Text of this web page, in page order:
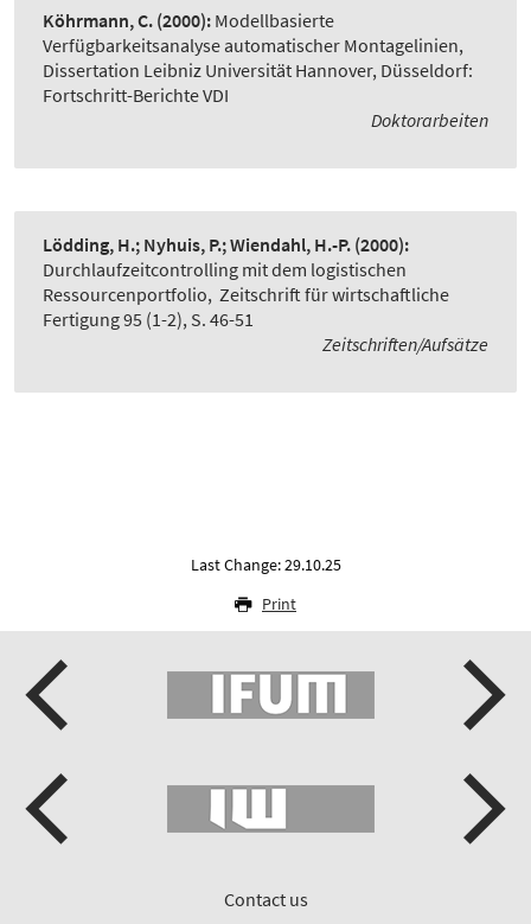
Köhrmann, C. (2000): Modellbasierte
Verfügbarkeitsanalyse automatischer Montagelinien,
Dissertation Leibniz Universität Hannover, Düsseldorf:
Fortschritt-Berichte VDI
Doktorarbeiten
Lödding, H.; Nyhuis, P.; Wiendahl, H.-P. (2000):
Durchlaufzeitcontrolling mit dem logistischen
Ressourcenportfolio, Zeitschrift für wirtschaftliche
Fertigung 95 (1-2), S. 46-51
Zeitschriften/Aufsätze
Last Change: 29.10.25
Print
Contact us